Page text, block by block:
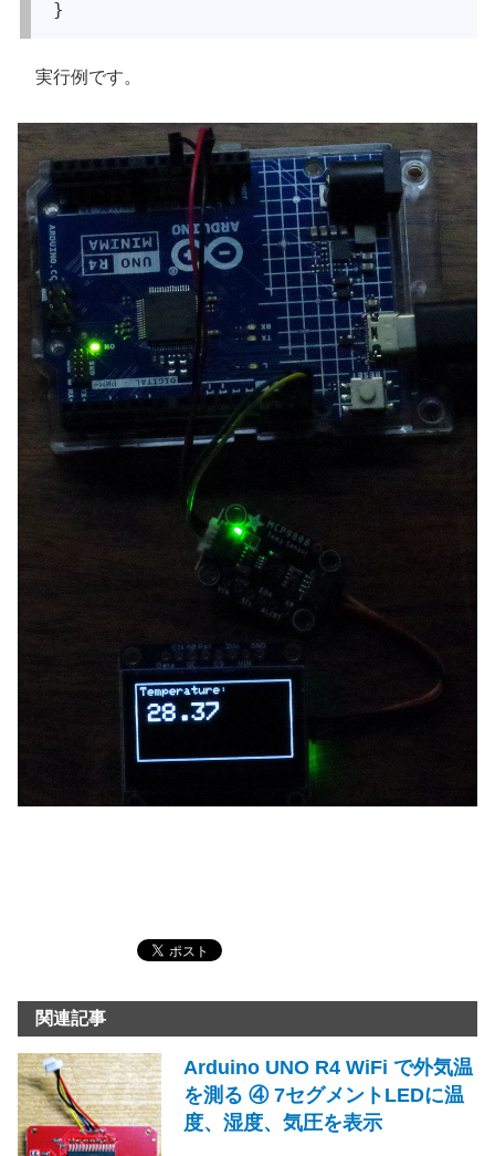
実行例です。
関連記事
Arduino UNO R4 WiFi で外気温
を測る ④ 7セグメントLEDに温
度、湿度、気圧を表示